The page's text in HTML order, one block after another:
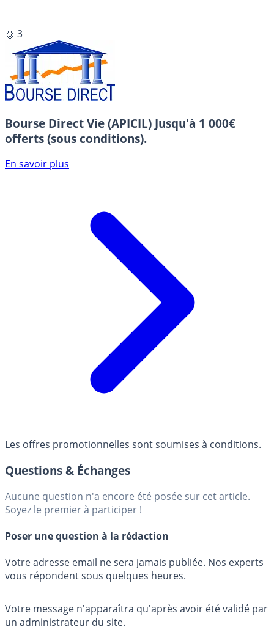
🥉 3
Bourse Direct Vie (APICIL) Jusqu'à 1 000€
offerts (sous conditions).
En savoir plus
Les offres promotionnelles sont soumises à conditions.
Questions & Échanges
Aucune question n'a encore été posée sur cet article.
Soyez le premier à participer !
Poser une question à la rédaction
Votre adresse email ne sera jamais publiée. Nos experts
vous répondent sous quelques heures.
Votre message n'apparaîtra qu'après avoir été validé par
un administrateur du site.